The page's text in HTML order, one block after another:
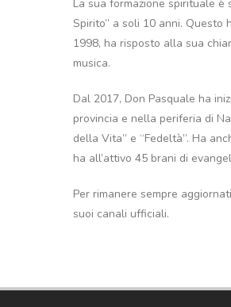
La sua formazione spirituale
Spirito” a soli 10 anni.
1998, ha risposto alla sua
musica.
Dal 2017, Don Pasquale ha
provincia e nella periferia di
della Vita” e “Fedeltà”. Ha
ha all’attivo 45 brani di
Per rimanere sempre
suoi canali ufficiali.